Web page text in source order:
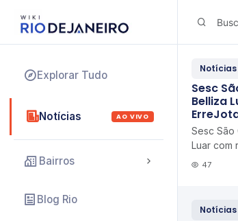
Explorar Tudo
Notícias AO VIVO
Bairros
Blog Rio
Notícias
Sesc
Belliza
Sesc
Luar com
47
Notícias